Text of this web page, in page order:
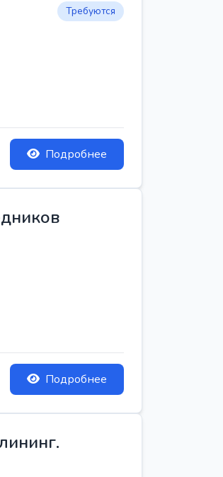
Требуются
Подробнее
Подробнее